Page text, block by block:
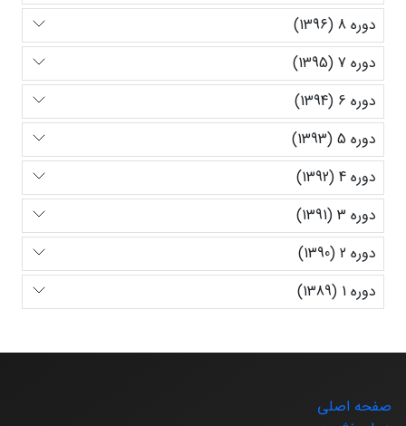
دوره 8 (1396)
دوره 7 (1395)
دوره 6 (1394)
دوره 5 (1393)
دوره 4 (1392)
دوره 3 (1391)
دوره 2 (1390)
دوره 1 (1389)
صفحه اصلی